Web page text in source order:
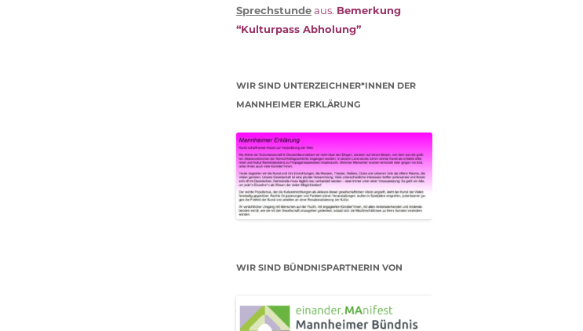
Sprechstundeaus. Bemerkung
“Kulturpass Abholung”
WIR SIND UNTERZEICHNER*INNEN DER
MANNHEIMER ERKLÄRUNG
WIR SIND BÜNDNISPARTNERIN VON